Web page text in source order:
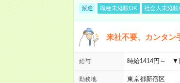
派遣 職種未経験OK 社会人未経験
来社不要、カンタン
給与 時給1414円～ ▼
勤務地
東京都新宿区